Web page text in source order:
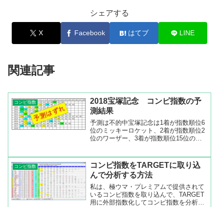
シェアする
X Facebook はてブ LINE
関連記事
コンピ指数
2018宝塚記念 コンピ指数の予
測結果
予測は不的中宝塚記念は1着が指数順位6
位のミッキーロケット、2着が指数順位2
位のワーザー、3着が指数順位15位のノ
いません。指数順位1位の顔ぶれをみる
とキ...
コンピ指数
コンピ指数をTARGETに取り込
んで分析する方法
私は、極ウマ・プレミアムで提供されて
いるコンピ指数を取り込んで、TARGET
用に外部指数化してコンピ指数を分析し